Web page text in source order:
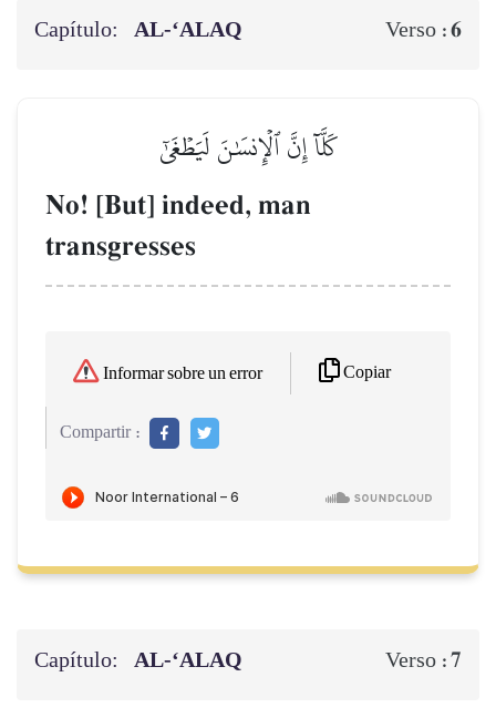
Capítulo: AL‑‘ALAQ Verso :6
كَلَّآ إِنَّ ٱلۡإِنسَٰنَ لَيَطۡغَىٰٓ
No! [But] indeed, man
transgresses
Informar sobre un error Copiar
Compartir :
Capítulo: AL‑‘ALAQ Verso :7